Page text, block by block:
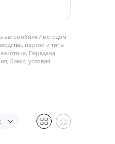
автомобиля / методом
партии и типа
Передача
блеск, условия